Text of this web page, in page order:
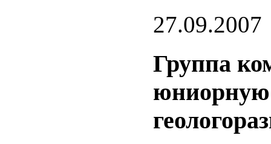
27.09.2007
Группа